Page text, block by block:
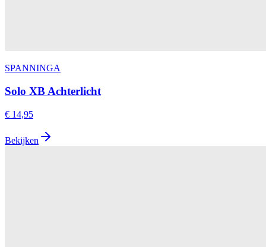
SPANNINGA
Solo XB Achterlicht
€ 14,95
Bekijken